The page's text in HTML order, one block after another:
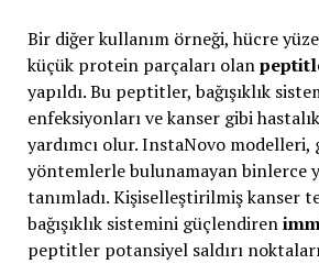
Bir diğer kullanım örneği, hücre
küçük protein parçaları olan
yapıldı. Bu peptitler, bağışıklık
enfeksiyonları ve kanser gibi
yardımcı olur. InstaNovo modelleri,
yöntemlerle bulunamayan binlerce
tanımladı. Kişiselleştirilmiş kanser
bağışıklık sistemini güçlendiren
peptitler potansiyel saldırı